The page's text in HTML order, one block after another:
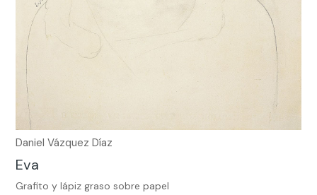
Daniel Vázquez Díaz
Eva
Grafito y lápiz graso sobre papel